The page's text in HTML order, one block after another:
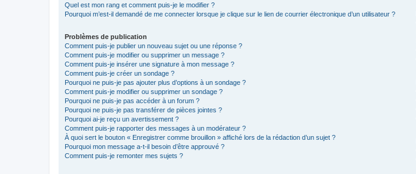
Quel est mon rang et comment puis-je le modifier ?
Pourquoi m’est-il demandé de me connecter lorsque je clique sur le lien de courrier électronique d’un utilisateur ?
Problèmes de publication
Comment puis-je publier un nouveau sujet ou une réponse ?
Comment puis-je modifier ou supprimer un message ?
Comment puis-je insérer une signature à mon message ?
Comment puis-je créer un sondage ?
Pourquoi ne puis-je pas ajouter plus d’options à un sondage ?
Comment puis-je modifier ou supprimer un sondage ?
Pourquoi ne puis-je pas accéder à un forum ?
Pourquoi ne puis-je pas transférer de pièces jointes ?
Pourquoi ai-je reçu un avertissement ?
Comment puis-je rapporter des messages à un modérateur ?
À quoi sert le bouton « Enregistrer comme brouillon » affiché lors de la rédaction d’un sujet ?
Pourquoi mon message a-t-il besoin d’être approuvé ?
Comment puis-je remonter mes sujets ?